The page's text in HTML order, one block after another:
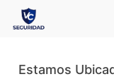
Estamos